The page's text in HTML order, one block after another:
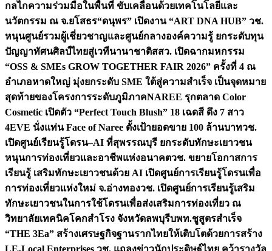
กลไกความร่วมมือในพื้นที่ ขับเคลื่อนด้วยเทคโนโลยีและ
นวัตกรรม ณ จ.ยโสธร“ดนุพร” เปิดงาน “ART DNA HUB” วช.
หนุนศูนย์รวมผู้เชี่ยวชาญและศูนย์กลางองค์ความรู้ ยกระดับทุน
ปัญญาทัศนศิลป์ไทยสู่เวทีนานาชาติสสว. เปิดฉากมหกรรม
“OSS & SMEs GROW TOGETHER FAIR 2026” ครั้งที่ 4 ณ
อำเภอหาดใหญ่ มุ่งยกระดับ SME ใต้สู่ความสำเร็จ เป็นจุดหมาย
สุดท้ายของโครงการระดับภูมิภาคNAREE รุกตลาด Color
Cosmetic เปิดตัว “Perfect Touch Blush” 18 เฉดสี ดึง 7 สาว
4EVE นั่งแท่น Face of Naree ตั้งเป้ายอดขาย 100 ล้านบาทวช.
เปิดศูนย์เรียนรู้โดรน–AI ที่สุพรรณบุรี ยกระดับทักษะเยาวชน
หนุนการท่องเที่ยวและอาชีพแห่งอนาคตวช. ขยายโอกาสการ
เรียนรู้ เสริมทักษะเยาวชนด้วย AI เปิดศูนย์การเรียนรู้โดรนเพื่อ
การท่องเที่ยวแห่งใหม่ จ.อ่างทองวช. เปิดศูนย์การเรียนรู้เสริม
ทักษะเยาวชนในการใช้โดรนเพื่อส่งเสริมการท่องเที่ยว ณ
วิทยาลัยเทคนิคโคกสำโรง จังหวัดลพบุรีบพท.ชูสูตรสำเร็จ
“THE 3Ea” สร้างเศรษฐกิจฐานรากไทยให้เติบโตด้วยการสร้าง